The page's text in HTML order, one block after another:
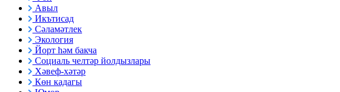
Авыл
Икътисад
Сәламәтлек
Экология
Йорт һәм бакча
Социаль челтәр йолдызлары
Хәвеф-хәтәр
Көн кадагы